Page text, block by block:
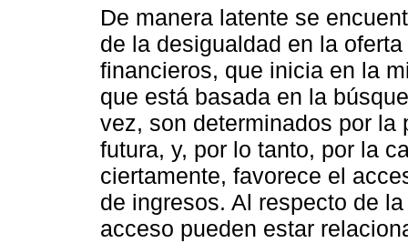
De manera latente se
de la desigualdad en la
financieros, que inicia en la
que está basada en la
vez, son determinados por la
futura, y, por lo tanto, por la
ciertamente, favorece el
de ingresos. Al respecto de
acceso pueden estar